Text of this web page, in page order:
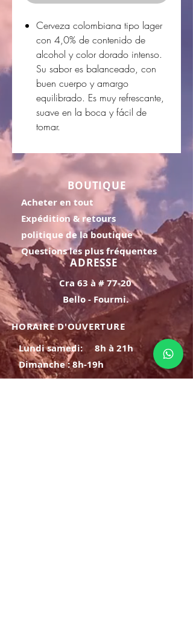
Cerveza colombiana tipo lager
con 4,0% de contenido de
alcohol y color dorado intenso.
Su sabor es balanceado, con
buen cuerpo y amargo
equilibrado. Es muy refrescante,
suave en la boca y fácil de
tomar.
BOUTIQUE
Acheter en tout
Expédition & retours
politique de la boutique
Questions les plus fréquentes
ADRESSE
Cra 63 à # 77-20
Bello - Fourmi.
HORAIRE D'OUVERTURE
Lundi samedi:
8h à 21h
Dimanche : 8h-19h